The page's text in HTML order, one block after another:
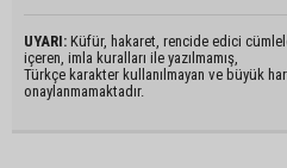
UYARI: Küfür, hakaret, rencide edici
içeren, imla kuralları ile yazılmamış,
Türkçe karakter kullanılmayan ve büyük
onaylanmamaktadır.